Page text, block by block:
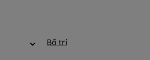
Bố trí